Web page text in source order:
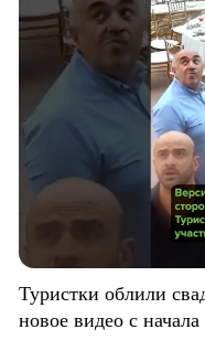
Туристки облили
новое видео с